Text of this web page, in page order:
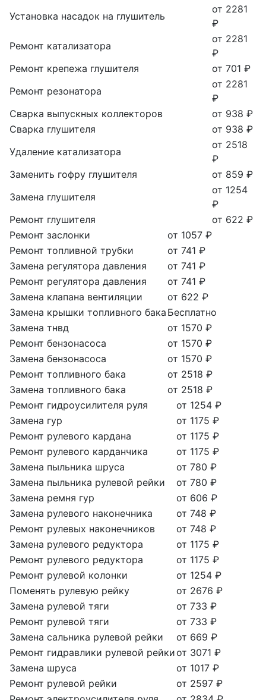
Установка насадок на глушитель
от 2281
₽
Ремонт катализатора
от 2281
₽
Ремонт крепежа глушителя
от 701 ₽
Ремонт резонатора
от 2281
₽
Сварка выпускных коллекторов
от 938 ₽
Сварка глушителя
от 938 ₽
Удаление катализатора
от 2518
₽
Заменить гофру глушителя
от 859 ₽
Замена глушителя
от 1254
₽
Ремонт глушителя
от 622 ₽
Ремонт заслонки
от 1057 ₽
Ремонт топливной трубки
от 741 ₽
Замена регулятора давления
от 741 ₽
Ремонт регулятора давления
от 741 ₽
Замена клапана вентиляции
от 622 ₽
Замена крышки топливного бака Бесплатно
Замена тнвд
от 1570 ₽
Ремонт бензонасоса
от 1570 ₽
Замена бензонасоса
от 1570 ₽
Ремонт топливного бака
от 2518 ₽
Замена топливного бака
от 2518 ₽
Ремонт гидроусилителя руля
от 1254 ₽
Замена гур
от 1175 ₽
Ремонт рулевого кардана
от 1175 ₽
Ремонт рулевого карданчика
от 1175 ₽
Замена пыльника шруса
от 780 ₽
Замена пыльника рулевой рейки
от 780 ₽
Замена ремня гур
от 606 ₽
Замена рулевого наконечника
от 748 ₽
Ремонт рулевых наконечников
от 748 ₽
Замена рулевого редуктора
от 1175 ₽
Ремонт рулевого редуктора
от 1175 ₽
Ремонт рулевой колонки
от 1254 ₽
Поменять рулевую рейку
от 2676 ₽
Замена рулевой тяги
от 733 ₽
Ремонт рулевой тяги
от 733 ₽
Замена сальника рулевой рейки
от 669 ₽
Ремонт гидравлики рулевой рейкиот 3071 ₽
Замена шруса
от 1017 ₽
Ремонт рулевой рейки
от 2597 ₽